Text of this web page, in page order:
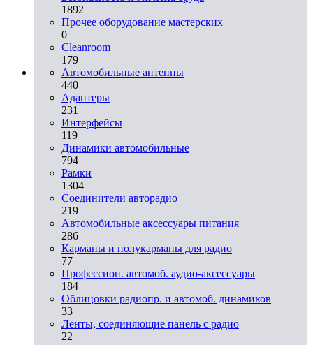
1892
Прочее оборудование мастерских
0
Cleanroom
179
Автомобильные антенны
440
Адаптеры
231
Интерфейсы
119
Динамики автомобильные
794
Рамки
1304
Соединители авторадио
219
Автомобильные аксессуары питания
286
Карманы и полукарманы для радио
77
Профессион. автомоб. аудио-аксессуары
184
Облицовки радиопр. и автомоб. динамиков
33
Ленты, соединяющие панель с радио
22